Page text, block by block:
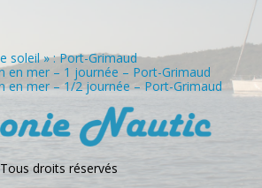
soleil » : Port-Grimaud
en mer – 1 journée – Port-Grimaud
en mer – 1/2 journée – Port-Grimaud
droits réservés